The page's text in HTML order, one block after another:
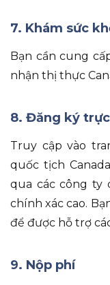
7. Khám sức
Bạn cần cung
nhận thị thực
8. Đăng ký
Truy cập vào
quốc tịch
qua các công ty
chính xác cao.
để được hỗ trợ
9. Nộp phí